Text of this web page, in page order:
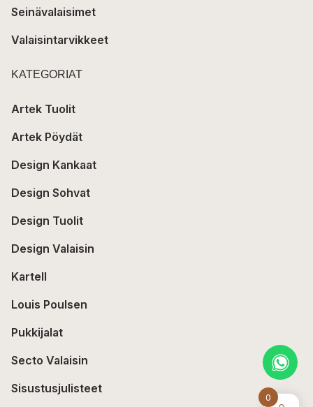
0
Seinävalaisimet
Valaisintarvikkeet
KATEGORIAT
Artek Tuolit
Artek Pöydät
Design Kankaat
Design Sohvat
Design Tuolit
Design Valaisin
Kartell
Louis Poulsen
Pukkijalat
Secto Valaisin
Sisustusjulisteet